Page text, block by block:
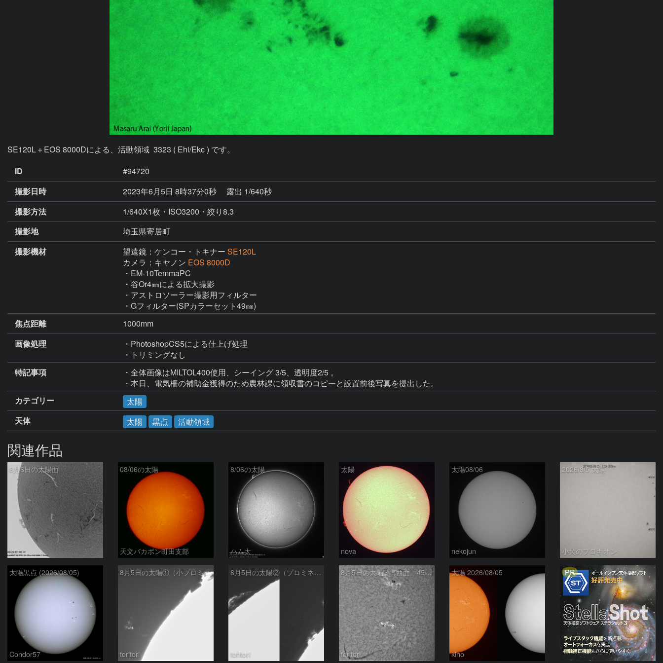
ID
#94720
撮影日時
2023年6月5日 8時37分0秒
露出 1/640秒
撮影方法
1/640X1枚・ISO3200・絞り8.3
撮影地
埼玉県寄居町
撮影機材
望遠鏡：ケンコー・トキナー SE120L
カメラ：キヤノン EOS 8000D
・EM-10TemmaPC
・谷Or4㎜による拡大撮影
・アストロソーラー撮影用フィルター
・Gフィルター(SPカラーセット49㎜)
焦点距離
1000mm
画像処理
・PhotoshopCS5による仕上げ処理
・トリミングなし
特記事項
・全体画像はMILTOL400使用、シーイング 3/5、透明度2/5 。
・本日、電気柵の補助金獲得のため農林課に領収書のコピーと設置前後写真を提出した。
カテゴリー
太陽
天体
太陽 黒点 活動領域
関連作品
8月6日の太陽面
ta-o
08/06の太陽
天文バカボン町田支部
8/06の太陽
ハム太
太陽
nova
太陽08/06
nekojun
2026/8/5 太陽
小犬のプロキオン
太陽黒点 (2026/08/05)
Condor57
8月5日の太陽①（小プロミネン噴出 ）
toritori
8月5日の太陽②（プロミネンス北東縁 ）
toritori
8月5日の太陽➂（西面 4502 C1.7フレア ）
toritori
太陽 2026/08/05
kino
PR